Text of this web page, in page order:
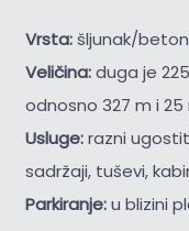
Vrsta:šljunak/
Veličina:duga je
odnosno 327 m i
Usluge:razni
sadržaji, tuševi,
Parkiranje:u blizini